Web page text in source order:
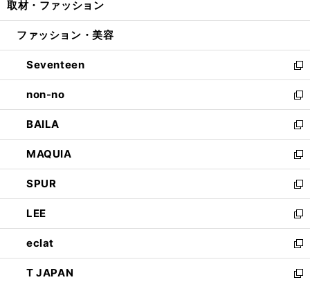
開
ウ
開
く
ン
ウ
で
開
く
ウ
ン
ド
ウ
で
開
く
取材・ファッション
ファッション・美容
Seventeen
新
し
い
ウ
ィ
ン
ド
ウ
で
開
く
non-no
新
し
い
ウ
ィ
ン
ド
ウ
で
開
く
BAILA
新
し
い
ウ
ィ
ン
ド
ウ
で
開
く
MAQUIA
新
し
い
ウ
ィ
ン
ド
ウ
で
SPUR
新
し
い
ウ
ィ
ン
ド
LEE
新
し
い
ウ
ィ
eclat
新
し
い
T JAPAN
新